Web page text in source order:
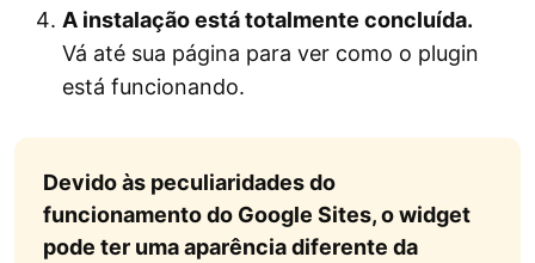
A instalação está totalmente concluída.
Vá até sua página para ver como o plugin
está funcionando.
Devido às peculiaridades do
funcionamento do Google Sites, o widget
pode ter uma aparência diferente da